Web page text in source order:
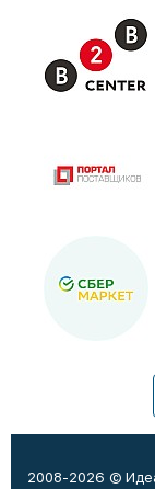
2008-2026 ©